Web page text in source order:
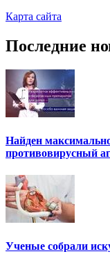
Карта сайта
Последние
Найден
противовирусный
Ученые собрали